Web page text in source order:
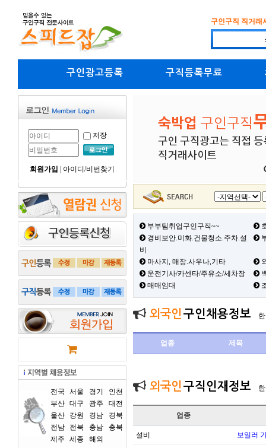
구인구직 직거래
구인광고등록 구직등록무료
저장
회원가입 아이디/비번찾기
전국 서울 경기
인천
부산 대구 광주
대전
울산
강원 경남
경북
전남
전북 충남
충북
제주
세종 해외
부부팀취업구인구직~~
경비보안.미화.건물청소.주차.설
비
마사지, 매장.사우나,기타
운전기사/카센타/주유소/세차장
매매임대
외국인 구인채용정보
업종 제목
외국인 구직인재정보
업종
설비 보일러